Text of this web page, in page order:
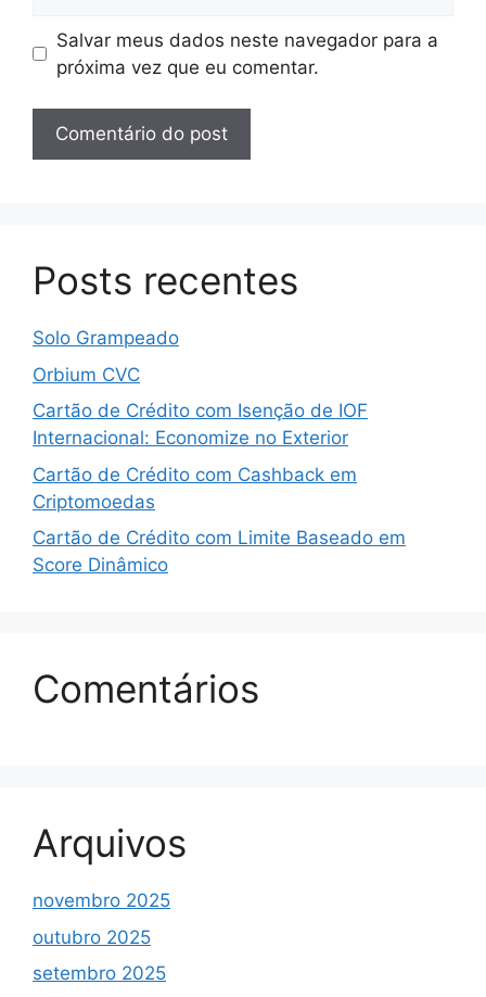
Salvar meus dados neste navegador para a
próxima vez que eu comentar.
Posts recentes
Solo Grampeado
Orbium CVC
Cartão de Crédito com Isenção de IOF
Internacional: Economize no Exterior
Cartão de Crédito com Cashback em
Criptomoedas
Cartão de Crédito com Limite Baseado em
Score Dinâmico
Comentários
Arquivos
novembro 2025
outubro 2025
setembro 2025